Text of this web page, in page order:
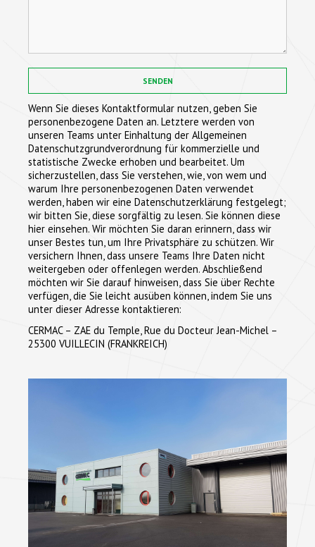
Wenn Sie dieses Kontaktformular nutzen, geben Sie
personenbezogene Daten an. Letztere werden von
unseren Teams unter Einhaltung der Allgemeinen
Datenschutzgrundverordnung für kommerzielle und
statistische Zwecke erhoben und bearbeitet. Um
sicherzustellen, dass Sie verstehen, wie, von wem und
warum Ihre personenbezogenen Daten verwendet
werden, haben wir eine Datenschutzerklärung festgelegt;
wir bitten Sie, diese sorgfältig zu lesen. Sie können diese
hier einsehen. Wir möchten Sie daran erinnern, dass wir
unser Bestes tun, um Ihre Privatsphäre zu schützen. Wir
versichern Ihnen, dass unsere Teams Ihre Daten nicht
weitergeben oder offenlegen werden. Abschließend
möchten wir Sie darauf hinweisen, dass Sie über Rechte
verfügen, die Sie leicht ausüben können, indem Sie uns
unter dieser Adresse kontaktieren:
CERMAC – ZAE du Temple, Rue du Docteur Jean-Michel –
25300 VUILLECIN (FRANKREICH)